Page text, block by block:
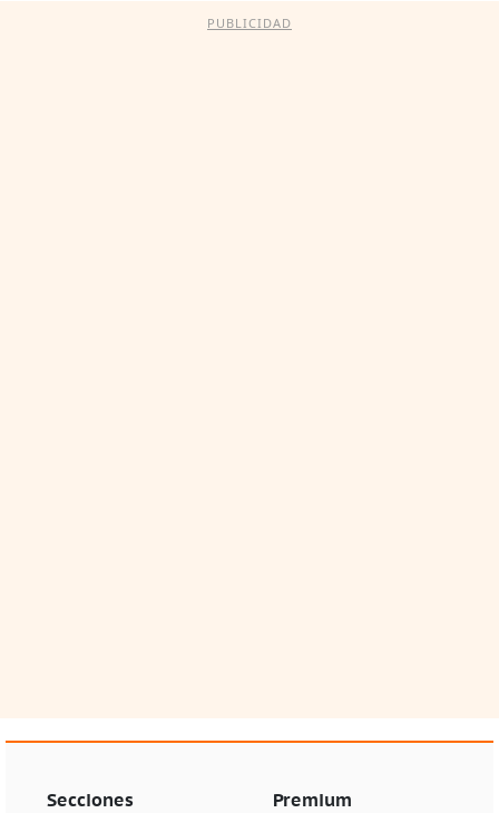
PUBLICIDAD
Secciones Premium